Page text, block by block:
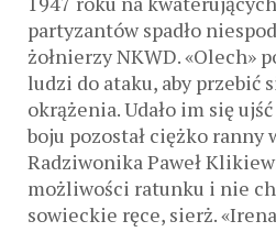
partyzantów spadło
żołnierzy NKWD. «Olech»
ludzi do ataku, aby przebić
okrążenia. Udało im się
boju pozostał ciężko ranny
Radziwonika Paweł
możliwości ratunku i nie
sowieckie ręce, sierż.